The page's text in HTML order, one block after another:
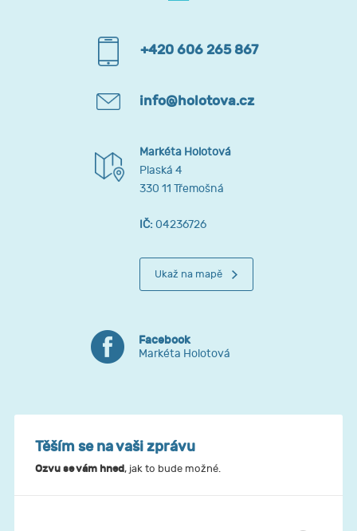
+420 606 265 867
info@holotova.cz
Markéta Holotová
Plaská 4
330 11 Třemošná
IČ:04236726
Ukaž na mapě
Facebook
Markéta Holotová
Těším se na vaši zprávu
Ozvu se vám hned, jak to bude možné.